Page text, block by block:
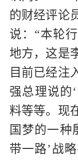
的财经评论
说：“本轮
地方，这是
目前已经注
强总理说的
料等等。现
国梦的一种
带一路’战